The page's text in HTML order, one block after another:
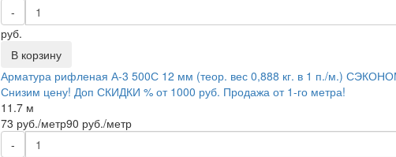
-
руб.
В корзину
Арматура рифленая А-3 500С 12 мм (теор. вес 0,888 кг. в 1 п./м.)
Снизим цену! Доп СКИДКИ % от 1000 руб. Продажа от 1-го метра!
11.7 м
73 руб./метр90 руб./метр
-